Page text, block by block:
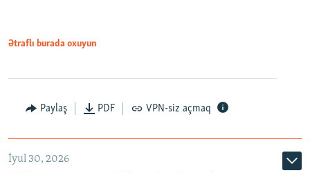
Ətraflı burada oxuyun
Paylaş PDF VPN-siz açmaq
İyul 30, 2026